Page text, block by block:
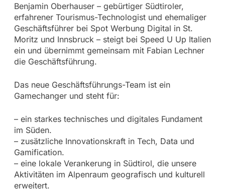
Benjamin Oberhauser – gebürtiger Südtiroler,
erfahrener Tourismus-Technologist und ehemaliger
Geschäftsführer bei Spot Werbung Digital in St.
Moritz und Innsbruck – steigt bei Speed U Up Italien
ein und übernimmt gemeinsam mit Fabian Lechner
die Geschäftsführung.
Das neue Geschäftsführungs-Team ist ein
Gamechanger und steht für:
– ein starkes technisches und digitales Fundament
im Süden.
– zusätzliche Innovationskraft in Tech, Data und
Gamification.
– eine lokale Verankerung in Südtirol, die unsere
Aktivitäten im Alpenraum geografisch und kulturell
erweitert.